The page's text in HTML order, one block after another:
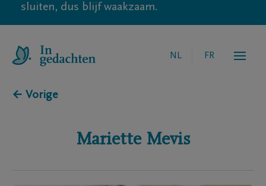
sluiten, dus blijf waakzaam.
NL FR
← Vorige
Mariette Mevis